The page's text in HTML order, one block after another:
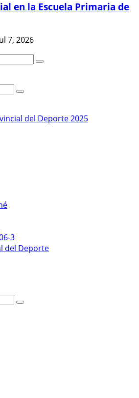
en la Escuela Primaria de
7, 2026
del Deporte 2025
3
del Deporte